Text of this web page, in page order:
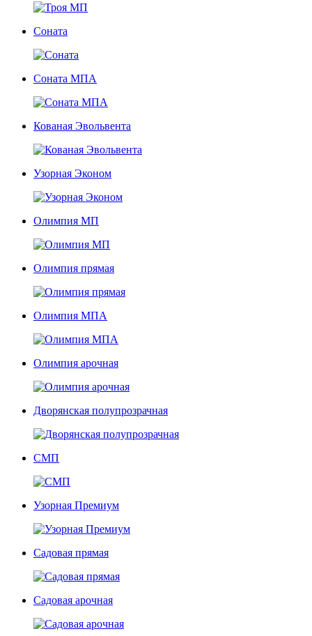
Соната
Соната МПА
Кованая Эвольвента
Узорная Эконом
Олимпия МП
Олимпия прямая
Олимпия МПА
Олимпия арочная
Дворянская полупрозрачная
СМП
Узорная Премиум
Садовая прямая
Садовая арочная